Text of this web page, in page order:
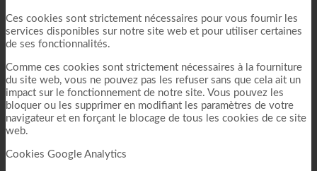
Ces cookies sont strictement nécessaires pour vous fournir les
services disponibles sur notre site web et pour utiliser certaines
de ses fonctionnalités.
Comme ces cookies sont strictement nécessaires à la fourniture
du site web, vous ne pouvez pas les refuser sans que cela ait un
impact sur le fonctionnement de notre site. Vous pouvez les
bloquer ou les supprimer en modifiant les paramètres de votre
navigateur et en forçant le blocage de tous les cookies de ce site
web.
Cookies Google Analytics